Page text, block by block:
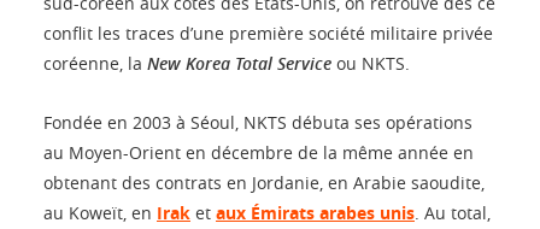
conflit les traces d’une première société militaire privée
coréenne, la New Korea Total Service ou NKTS.
Fondée en 2003 à Séoul, NKTS débuta ses opérations
au Moyen-Orient en décembre de la même année en
obtenant des contrats en Jordanie, en Arabie saoudite,
au Koweït, en Irak et aux Émirats arabes unis . Au total,